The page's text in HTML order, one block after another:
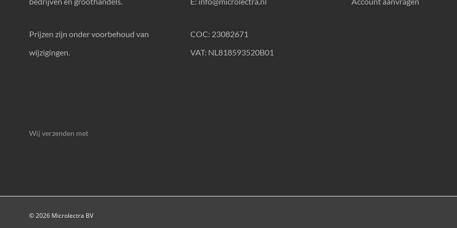
Prijzen zijn onder voorbehoud van
wijzigingen.
COC: 23082671
VAT: NL818593520B01
Wij verzenden met
© 2026 Microlectra BV